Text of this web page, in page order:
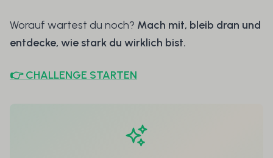
Worauf wartest du noch? Mach mit, bleib dran und
entdecke, wie stark du wirklich bist.
👉️ CHALLENGE STARTEN